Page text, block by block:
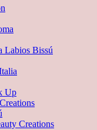
Labios Bissú
Up
Creations